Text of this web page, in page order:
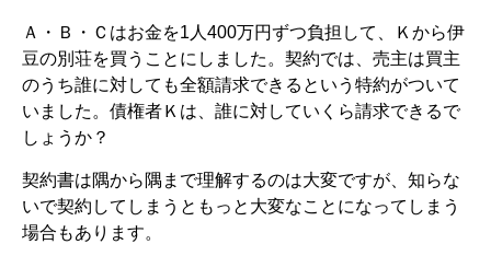
Ａ・Ｂ・Ｃはお金を1人400万円ずつ負担して、Ｋから伊
豆の別荘を買うことにしました。契約では、売主は買主
のうち誰に対しても全額請求できるという特約がついて
いました。債権者Ｋは、誰に対していくら請求できるで
しょうか？
契約書は隅から隅まで理解するのは大変ですが、知らな
いで契約してしまうともっと大変なことになってしまう
場合もあります。